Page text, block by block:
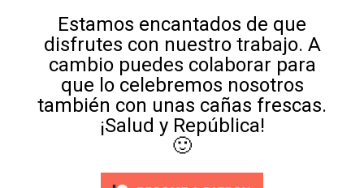
Estamos encantados de que
disfrutes con nuestro trabajo. A
cambio puedes colaborar para
que lo celebremos nosotros
también con unas cañas frescas.
¡Salud y República!
🙂